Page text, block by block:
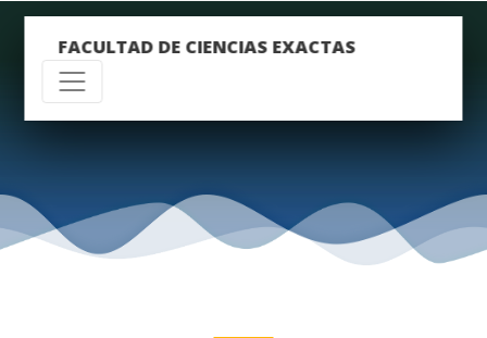
FACULTAD DE CIENCIAS EXACTAS